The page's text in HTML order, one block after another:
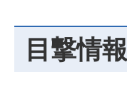
目撃情報